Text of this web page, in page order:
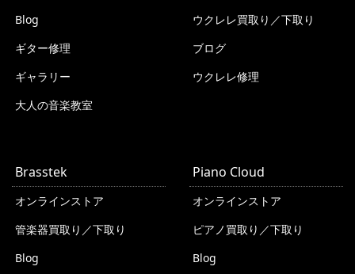
Blog
ギター修理
ギャラリー
大人の音楽教室
ウクレレ買取り／下取り
ブログ
ウクレレ修理
Brasstek
オンラインストア
管楽器買取り／下取り
Blog
Piano Cloud
オンラインストア
ピアノ買取り／下取り
Blog